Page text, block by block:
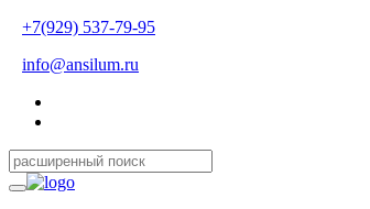
+7(929) 537-79-95
info@ansilum.ru